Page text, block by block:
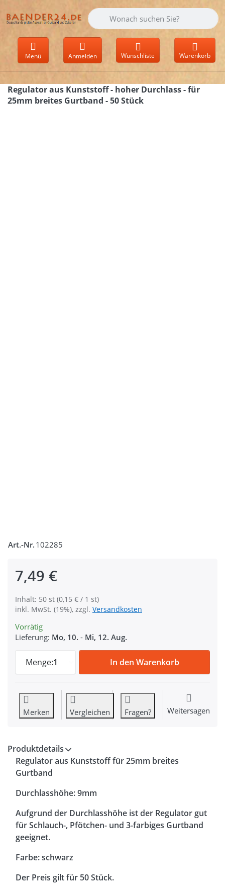
Geben Sie einen Suchbegriff ein.
Menü Anmelden Wunschliste Warenkorb
Regulator aus Kunststoff - hoher Durchlass - für
25mm breites Gurtband - 50 Stück
Art.-Nr. 102285
7,49 €
Inhalt: 50 st (0,15 € / 1 st)
inkl. MwSt. (19%), zzgl. Versandkosten
Vorrätig
Lieferung: Mo, 10. - Mi, 12. Aug.
Menge:1
Regulator aus Kunststoff - hoher
In den Warenkorb
Merken Vergleichen Fragen? Weitersagen
Produktdetails
Regulator aus Kunststoff für 25mm breites
Gurtband
Durchlasshöhe: 9mm
Aufgrund der Durchlasshöhe ist der Regulator gut
für Schlauch-, Pfötchen- und 3-farbiges Gurtband
geeignet.
Farbe: schwarz
Der Preis gilt für 50 Stück.